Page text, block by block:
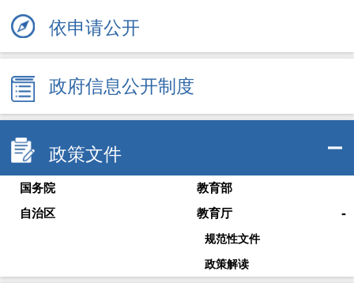
依申请公开
政府信息公开制度
政策文件
国务院
教育部
自治区
教育厅 -
规范性文件
政策解读